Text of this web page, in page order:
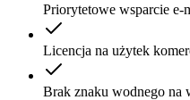
Priorytetowe wsparcie e-
Licencja na użytek
Brak znaku wodnego na